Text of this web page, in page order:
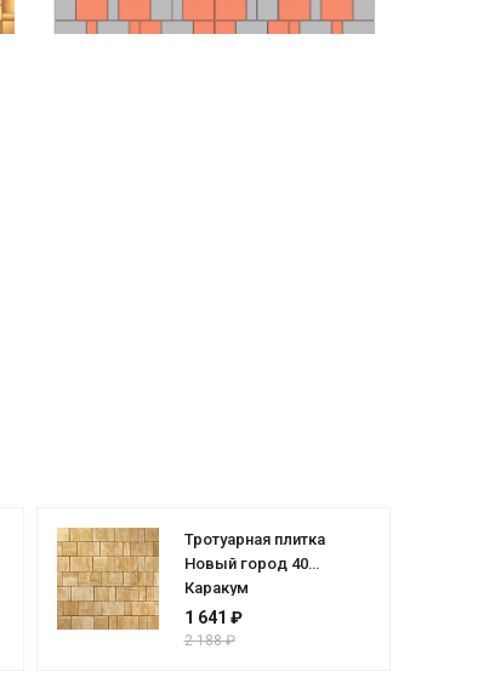
Тротуарная плитка
Новый город 40
Каракум
1 641 ₽
2 188 ₽